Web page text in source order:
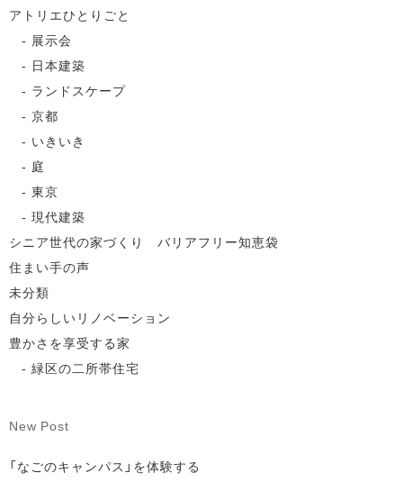
アトリエひとりごと
展示会
日本建築
ランドスケープ
京都
いきいき
庭
東京
現代建築
シニア世代の家づくり バリアフリー知恵袋
住まい手の声
未分類
自分らしいリノベーション
豊かさを享受する家
緑区の二所帯住宅
New Post
「なごのキャンパス」を体験する